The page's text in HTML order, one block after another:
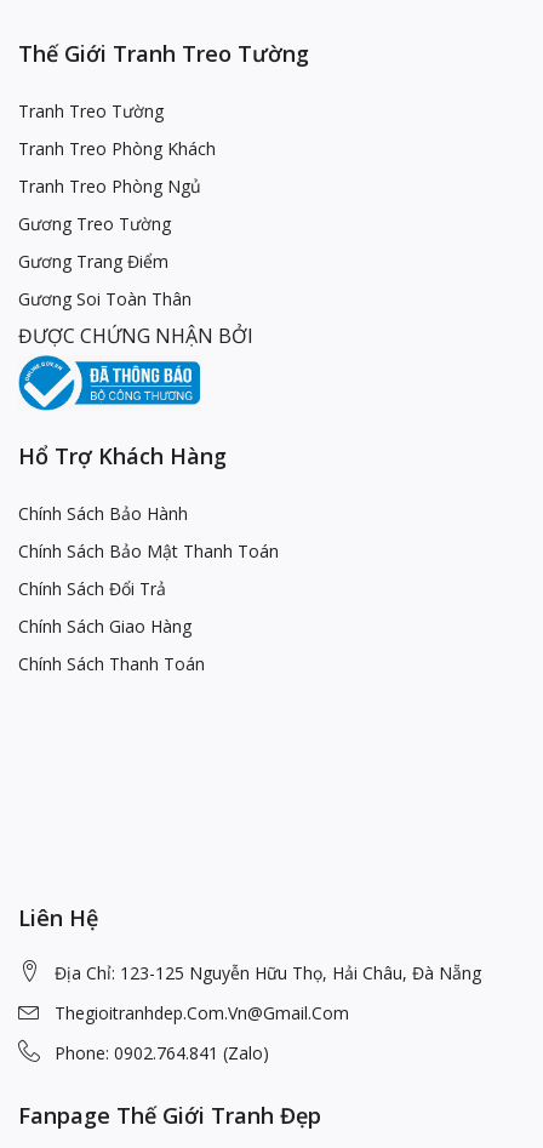
Thế Giới Tranh Treo Tường
Tranh Treo Tường
Tranh Treo Phòng Khách
Tranh Treo Phòng Ngủ
Gương Treo Tường
Gương Trang Điểm
Gương Soi Toàn Thân
ĐƯỢC CHỨNG NHẬN BỞI
Hổ Trợ Khách Hàng
Chính Sách Bảo Hành
Chính Sách Bảo Mật Thanh Toán
Chính Sách Đổi Trả
Chính Sách Giao Hàng
Chính Sách Thanh Toán
Liên Hệ
Địa Chỉ: 123-125 Nguyễn Hữu Thọ, Hải Châu, Đà Nẵng
Thegioitranhdep.com.vn@gmail.com
Phone: 0902.764.841 (Zalo)
Fanpage Thế Giới Tranh Đẹp